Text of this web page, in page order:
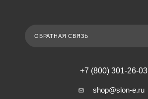
ОБРАТНАЯ СВЯЗЬ
+7 (800) 301-26-03
shop@slon-e.ru